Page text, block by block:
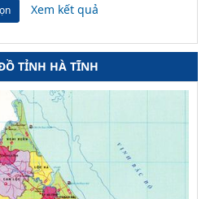
Xem kết quả
TỈNH HÀ TĨNH